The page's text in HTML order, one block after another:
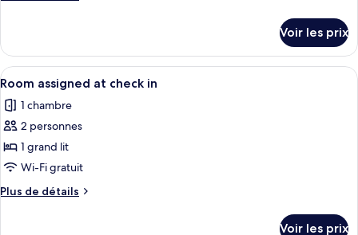
1
chambre
le
type
de
Chambre
Triple
chambre
Voir les prix
Afficher
toutes
les
photos
pour
ce
type
de
Une chambre d’hôtel avec un lit,
3
Room assigned at check in
1 chambre
2 personnes
1 grand lit
Wi-Fi gratuit
Plus de détails
Plus
Voir les prix